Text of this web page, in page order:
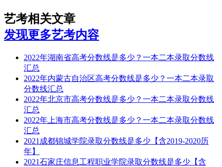
艺考相关文章
发现更多艺考内容
2022年湖南省高考分数线是多少？一本二本录取分数线
汇总
2022年内蒙古自治区高考分数线是多少？一本二本录取
分数线汇总
2022年北京市高考分数线是多少？一本二本录取分数线
汇总
2022年上海市高考分数线是多少？一本二本录取分数线
汇总
2021成都锦城学院录取分数线是多少【含2019-2020历
年】
2021石家庄信息工程职业学院录取分数线是多少【含